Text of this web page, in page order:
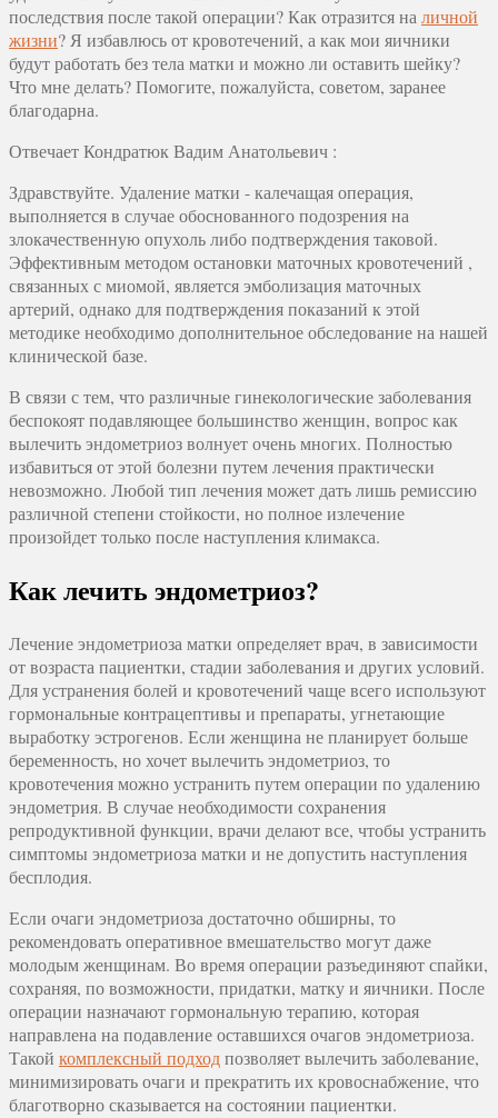
последствия после такой операции? Как отразится наличной
жизни? Я избавлюсь от кровотечений, а как мои яичники
будут работать без тела матки и можно ли оставить шейку?
Что мне делать? Помогите, пожалуйста, советом, заранее
благодарна.
ОтвечаетКондратюк Вадим Анатольевич :
Здравствуйте. Удаление матки - калечащая операция,
выполняется в случае обоснованного подозрения на
злокачественную опухоль либо подтверждения таковой.
Эффективным методом остановки маточных кровотечений ,
связанных с миомой, является эмболизация маточных
артерий, однако для подтверждения показаний к этой
методике необходимо дополнительное обследование на нашей
клинической базе.
В связи с тем, что различные гинекологические заболевания
беспокоят подавляющее большинство женщин, вопрос как
вылечить эндометриоз волнует очень многих. Полностью
избавиться от этой болезни путем лечения практически
невозможно. Любой тип лечения может дать лишь ремиссию
различной степени стойкости, но полное излечение
произойдет только после наступления климакса.
Как лечить эндометриоз?
Лечение эндометриоза матки определяет врач, в зависимости
от возраста пациентки, стадии заболевания и других условий.
Для устранения болей и кровотечений чаще всего используют
гормональные контрацептивы и препараты, угнетающие
выработку эстрогенов. Если женщина не планирует больше
беременность, но хочет вылечить эндометриоз, то
кровотечения можно устранить путем операции по удалению
эндометрия. В случае необходимости сохранения
репродуктивной функции, врачи делают все, чтобы устранить
симптомы эндометриоза матки и не допустить наступления
бесплодия.
Если очаги эндометриоза достаточно обширны, то
рекомендовать оперативное вмешательство могут даже
молодым женщинам. Во время операции разъединяют спайки,
сохраняя, по возможности, придатки, матку и яичники. После
операции назначают гормональную терапию, которая
направлена на подавление оставшихся очагов эндометриоза.
Такой комплексный подходпозволяет вылечить заболевание,
минимизировать очаги и прекратить их кровоснабжение, что
благотворно сказывается на состоянии пациентки.